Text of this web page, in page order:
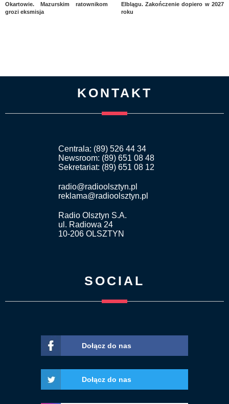
Okartowie. Mazurskim ratownikom
grozi eksmisja
Elblągu. Zakończenie dopiero w 2027
roku
KONTAKT
Centrala: (89) 526 44 34
Newsroom: (89) 651 08 48
Sekretariat: (89) 651 08 12
radio@radioolsztyn.pl
reklama@radioolsztyn.pl
Radio Olsztyn S.A.
ul. Radiowa 24
10-206 OLSZTYN
SOCIAL
Dołącz do nas
Dołącz do nas